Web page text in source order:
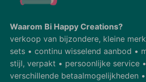
Waarom Bi Happy Creations?
verkoop van bijzondere, kleine
sets • continu wisselend aanbod •
stijl, verpakt • persoonlijke service
verschillende betaalmogelijkheden